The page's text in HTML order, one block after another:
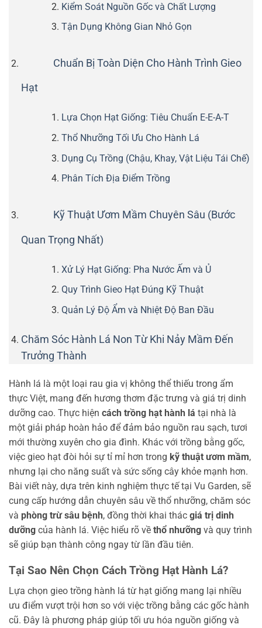
Kiểm Soát Nguồn Gốc và Chất Lượng
Tận Dụng Không Gian Nhỏ Gọn
Chuẩn Bị Toàn Diện Cho Hành Trình Gieo
Hạt
Lựa Chọn Hạt Giống: Tiêu Chuẩn E-E-A-T
Thổ Nhưỡng Tối Ưu Cho Hành Lá
Dụng Cụ Trồng (Chậu, Khay, Vật Liệu Tái Chế)
Phân Tích Địa Điểm Trồng
Kỹ Thuật Ươm Mầm Chuyên Sâu (Bước
Quan Trọng Nhất)
Xử Lý Hạt Giống: Pha Nước Ấm và Ủ
Quy Trình Gieo Hạt Đúng Kỹ Thuật
Quản Lý Độ Ẩm và Nhiệt Độ Ban Đầu
Chăm Sóc Hành Lá Non Từ Khi Nảy Mầm Đến
Trưởng Thành
Hành lá là một loại rau gia vị không thể thiếu trong ẩm
thực Việt, mang đến hương thơm đặc trưng và giá trị dinh
dưỡng cao. Thực hiện cách trồng hạt hành lá tại nhà là
một giải pháp hoàn hảo để đảm bảo nguồn rau sạch, tươi
mới thường xuyên cho gia đình. Khác với trồng bằng gốc,
việc gieo hạt đòi hỏi sự tỉ mỉ hơn trong kỹ thuật ươm mầm,
nhưng lại cho năng suất và sức sống cây khỏe mạnh hơn.
Bài viết này, dựa trên kinh nghiệm thực tế tại Vu Garden, sẽ
cung cấp hướng dẫn chuyên sâu về thổ nhưỡng, chăm sóc
và phòng trừ sâu bệnh, đồng thời khai thác giá trị dinh
dưỡng của hành lá. Việc hiểu rõ về thổ nhưỡng và quy trình
sẽ giúp bạn thành công ngay từ lần đầu tiên.
Tại Sao Nên Chọn Cách Trồng Hạt Hành Lá?
Lựa chọn gieo trồng hành lá từ hạt giống mang lại nhiều
ưu điểm vượt trội hơn so với việc trồng bằng các gốc hành
cũ. Đây là phương pháp giúp tối ưu hóa nguồn giống và